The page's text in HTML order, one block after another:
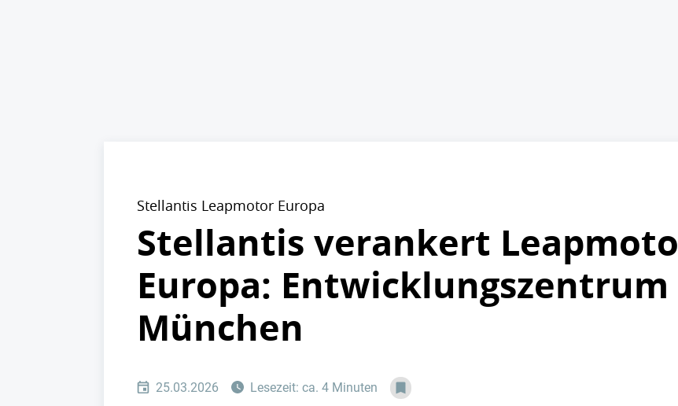
Stellantis Leapmotor Europa
Stellantis verankert
Europa:
München
25.03.2026 Lesezeit: ca. 4 Minuten